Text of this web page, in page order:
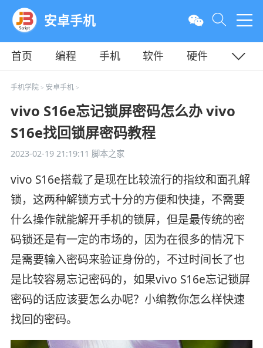
安卓手机
首页 编程 手机 软件
硬件
教程
平面
手机学院> 安卓手机>
vivo S16e忘记锁屏密码怎么办 vivo
S16e找回锁屏密码教程
2023-02-19 21:19:11 脚本之家
vivo S16e搭载了是现在比较流行的指纹和面孔解
锁，这两种解锁方式十分的方便和快捷，不需要
什么操作就能解开手机的锁屏，但是最传统的密
码锁还是有一定的市场的，因为在很多的情况下
是需要输入密码来验证身份的，不过时间长了也
是比较容易忘记密码的，如果vivo S16e忘记锁屏
密码的话应该要怎么办呢？小编教你怎么样快速
找回的密码。